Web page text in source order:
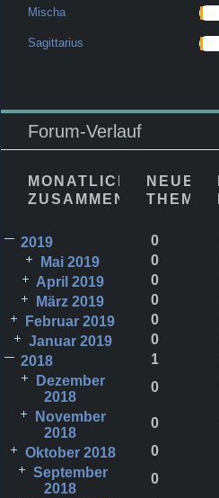
Mischa
Sagittarius
Forum-Verlauf
MONATLICHE
ZUSAMMENFASSUNG
NEUE
THEMEN
2019 0
Mai 2019
0
April 2019
0
März 2019
0
Februar 2019
0
Januar 2019
0
2018
1
Dezember
2018
0
November
2018
0
Oktober 2018
0
September
2018
0